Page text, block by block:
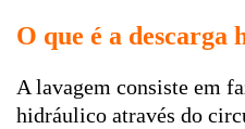
O que é a descarga
A lavagem consiste em
hidráulico através do